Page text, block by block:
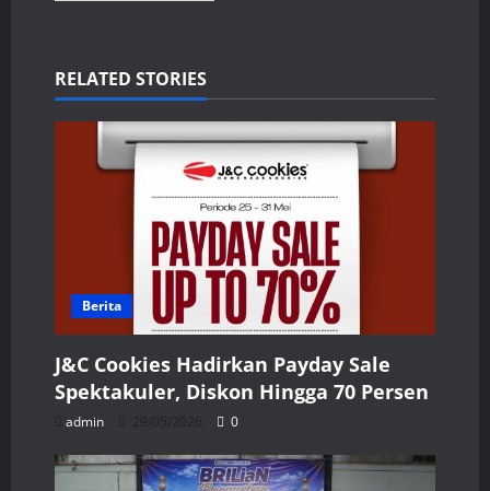
RELATED STORIES
Berita
J&C Cookies Hadirkan Payday Sale
Spektakuler, Diskon Hingga 70 Persen
admin 29/05/2026 0